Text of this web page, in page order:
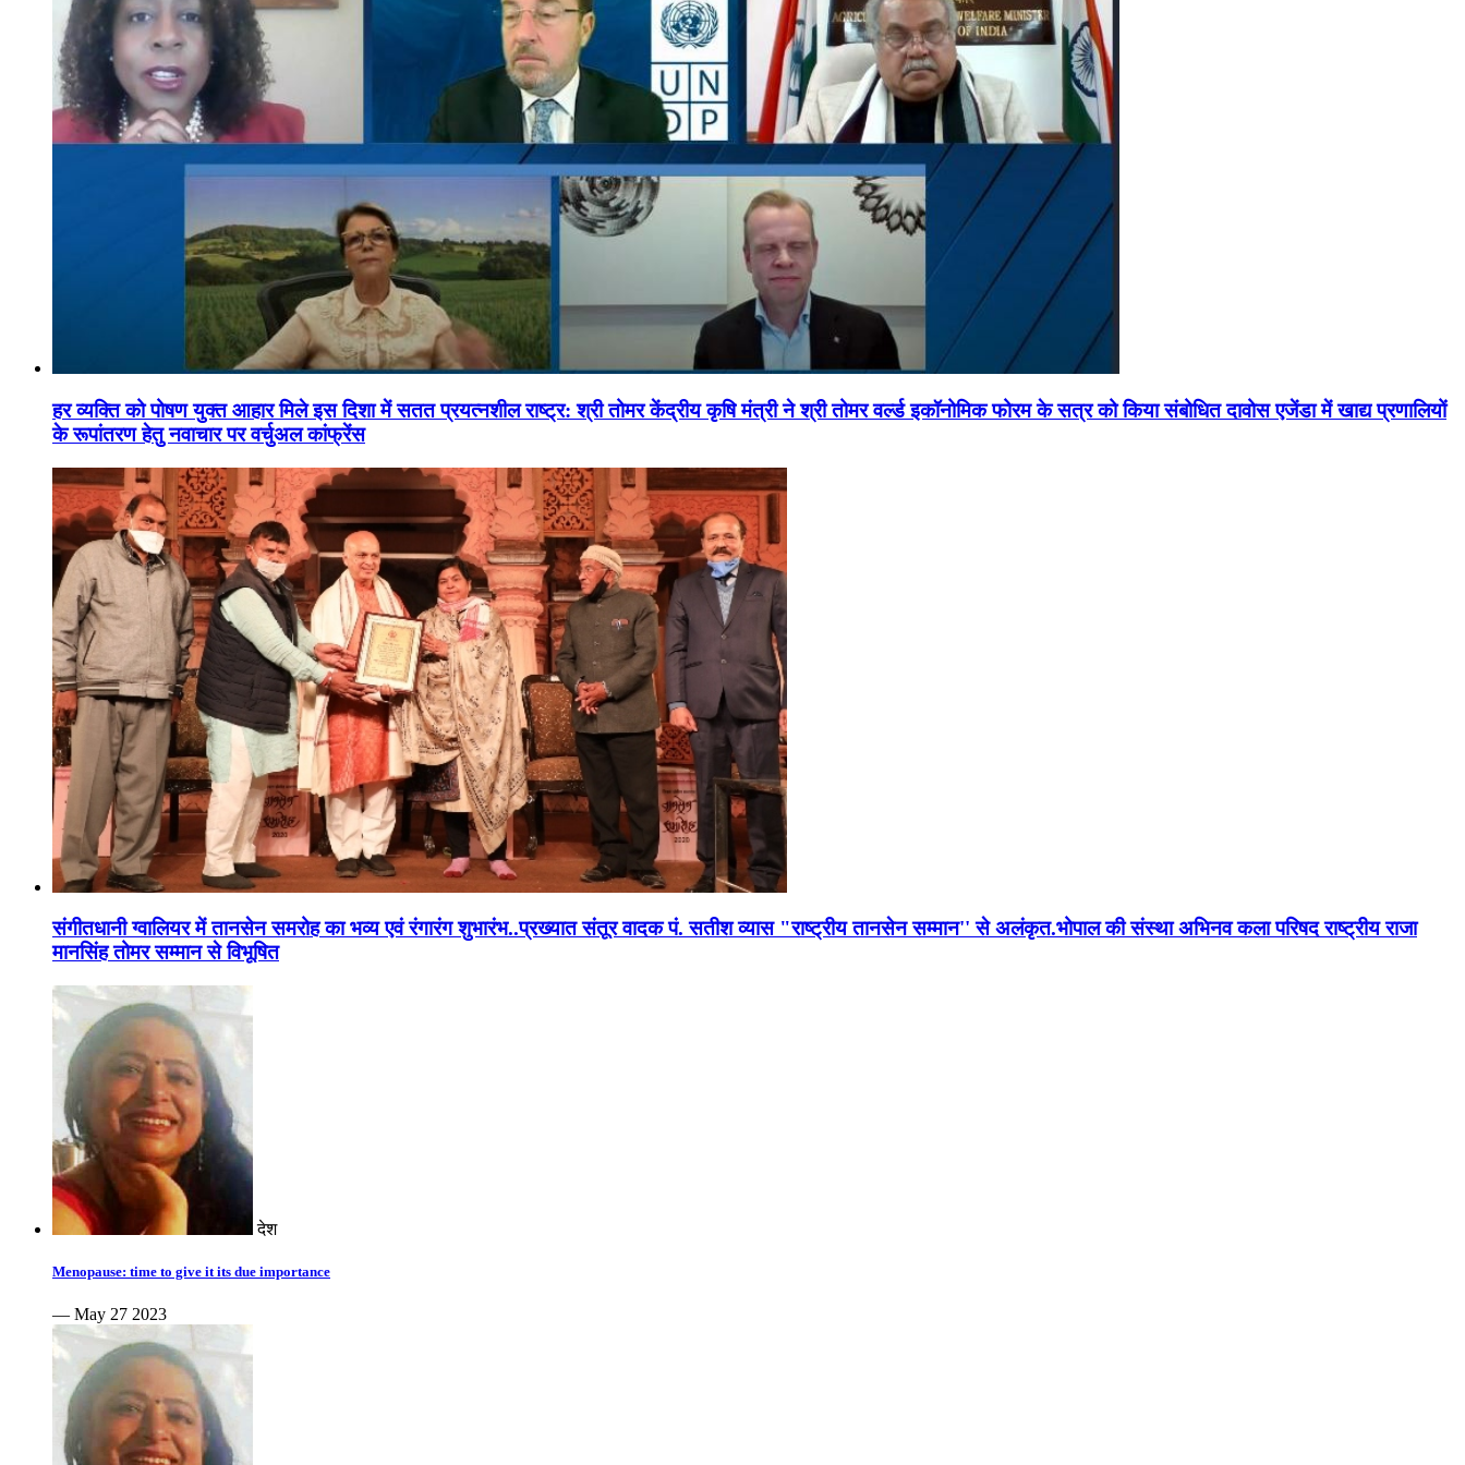
हर व्यक्ति को पोषण युक्त आहार मिले इस दिशा में सतत प्रयत्नशील राष्ट्र: श्री तोमर केंद्रीय कृषि मंत्री ने श्री तोमर वर्ल्ड इकॉनोमिक फोरम के सत्र को किया संबोधित दावोस एजेंडा में खाद्य प्रणालियों
के रूपांतरण हेतु नवाचार पर वर्चुअल कांफ्रेंस
संगीतधानी ग्वालियर में तानसेन समरोह का भव्य एवं रंगारंग शुभारंभ..प्रख्यात संतूर वादक पं. सतीश व्यास "राष्ट्रीय तानसेन सम्मान'' से अलंकृत.भोपाल की संस्था अभिनव कला परिषद राष्ट्रीय राजा
मानसिंह तोमर सम्मान से विभूषित
देश
Menopause: time to give it its due importance
— May 27 2023